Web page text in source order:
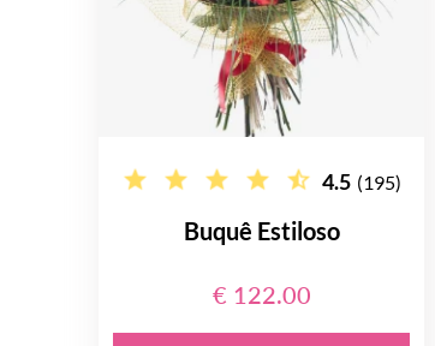
4.5 (195)
Buquê Estiloso
€ 122.00